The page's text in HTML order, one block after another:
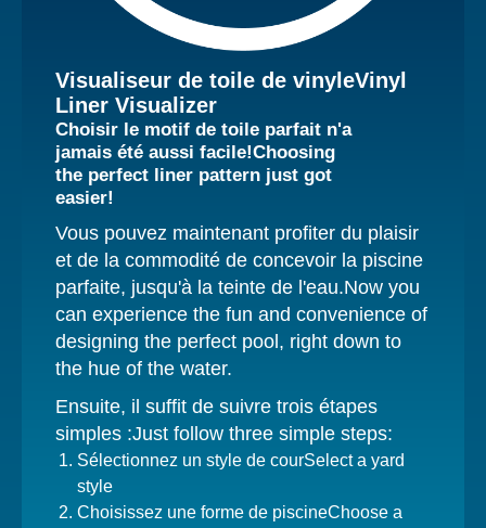
Visualiseur de toile de vinyleVinyl
Liner Visualizer
Choisir le motif de toile parfait n'a
jamais été aussi facile!Choosing
the perfect liner pattern just got
easier!
Vous pouvez maintenant profiter du plaisir
et de la commodité de concevoir la piscine
parfaite, jusqu'à la teinte de l'eau.Now you
can experience the fun and convenience of
designing the perfect pool, right down to
the hue of the water.
Ensuite, il suffit de suivre trois étapes
simples :Just follow three simple steps:
Sélectionnez un style de courSelect a yard
style
Choisissez une forme de piscineChoose a